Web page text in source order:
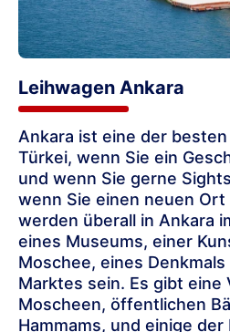
Leihwagen Ankara
Ankara ist eine der
Türkei, wenn Sie ein
und wenn Sie gerne
wenn Sie einen neuen Ort
werden überall in Ankara
eines Museums, einer
Moschee, eines
Marktes sein. Es gibt eine
Moscheen, öffentlichen
Hammams, und einige der